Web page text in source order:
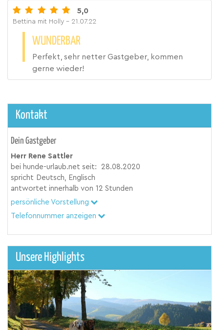
5,0
Bettina mit Holly - 21.07.22
WUNDERBAR
Perfekt, sehr netter Gastgeber, kommen
gerne wieder!
Kontakt
Dein Gastgeber
Herr Rene Sattler
bei hunde-urlaub.net seit:
28.08.2020
spricht Deutsch, Englisch
antwortet innerhalb von 12 Stunden
persönliche Vorstellung
Telefonnummer anzeigen
Unsere Highlights